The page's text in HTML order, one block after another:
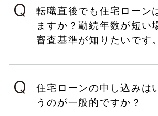
転職直後でも住宅ローン
ますか？勤続年数が短い
審査基準が知りたいです。
住宅ローンの申し込みは
うのが一般的ですか？